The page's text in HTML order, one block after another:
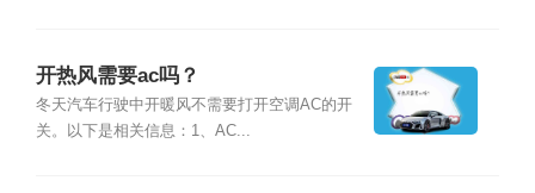
开热风需要ac吗？
冬天汽车行驶中开暖风不需要打开空调AC的开
关。以下是相关信息：1、AC...